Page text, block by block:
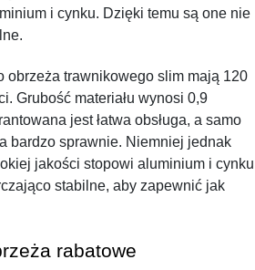
i cynku. Dzięki temu są one nie
obrzeża trawnikowego slim mają 120
Grubość materiału wynosi 0,9
jest łatwa obsługa, a samo
bardzo sprawnie. Niemniej jednak
jakości stopowi aluminium i cynku
stabilne, aby zapewnić jak
rabatowe